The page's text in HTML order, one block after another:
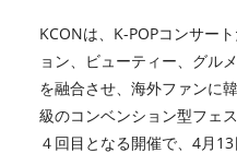
KCONは、K-POPコンサー
ョン、ビューティー、グル
を融合させ、海外ファンに
級のコンベンション型フェ
４回目となる開催で、4月